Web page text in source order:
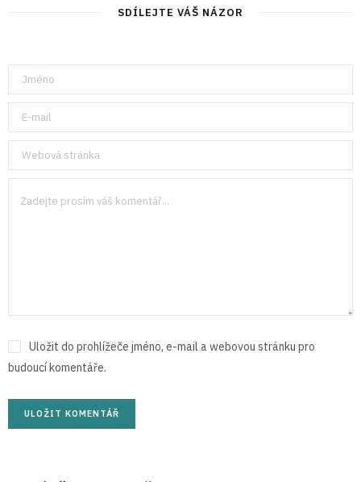
SDÍLEJTE VÁŠ NÁZOR
Uložit do prohlížeče jméno, e-mail a webovou stránku pro
budoucí komentáře.